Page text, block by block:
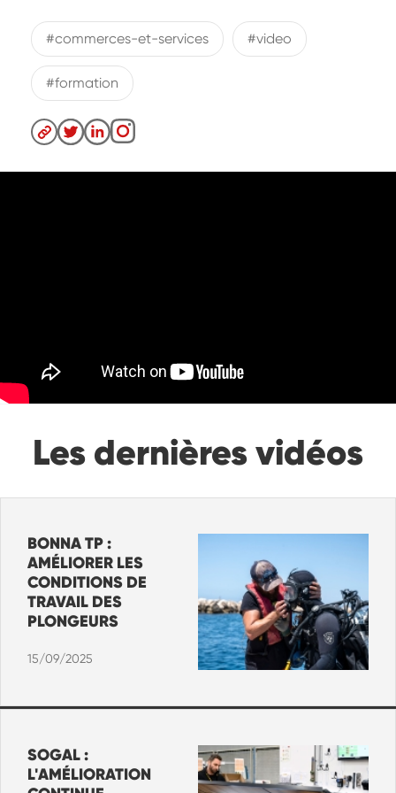
#commerces-et-services #video
#formation
Les dernières vidéos
BONNA TP :
AMÉLIORER LES
CONDITIONS DE
TRAVAIL DES
PLONGEURS
15/09/2025
SOGAL :
L'AMÉLIORATION